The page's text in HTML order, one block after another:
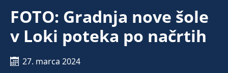
FOTO: Gradnja nove šole
v Loki poteka po načrtih
27. marca 2024